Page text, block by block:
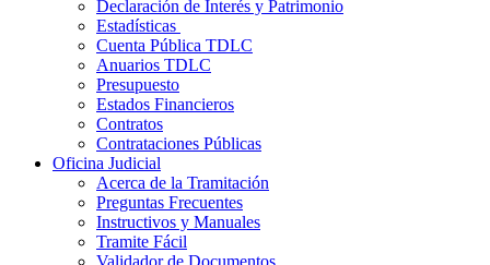
Declaración de Interés y Patrimonio
Estadísticas
Cuenta Pública TDLC
Anuarios TDLC
Presupuesto
Estados Financieros
Contratos
Contrataciones Públicas
Oficina Judicial
Acerca de la Tramitación
Preguntas Frecuentes
Instructivos y Manuales
Tramite Fácil
Validador de Documentos